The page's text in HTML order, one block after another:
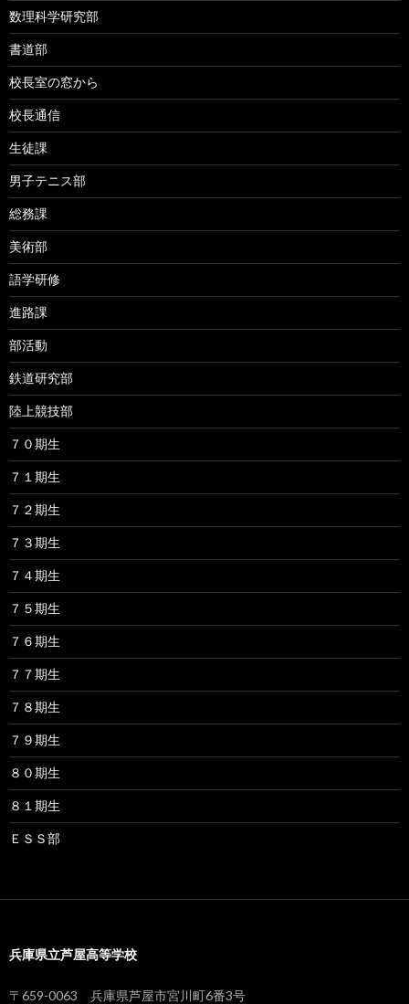
数理科学研究部
書道部
校長室の窓から
校長通信
生徒課
男子テニス部
総務課
美術部
語学研修
進路課
部活動
鉄道研究部
陸上競技部
７０期生
７１期生
７２期生
７３期生
７４期生
７５期生
７６期生
７７期生
７８期生
７９期生
８０期生
８１期生
ＥＳＳ部
兵庫県立芦屋高等学校
〒659-0063 兵庫県芦屋市宮川町6番3号